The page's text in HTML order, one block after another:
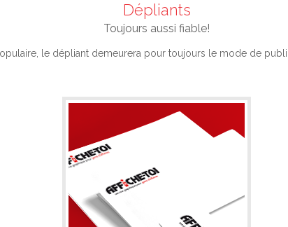
Dépliants
Toujours aussi fiable!
le dépliant demeurera pour toujours le mode de